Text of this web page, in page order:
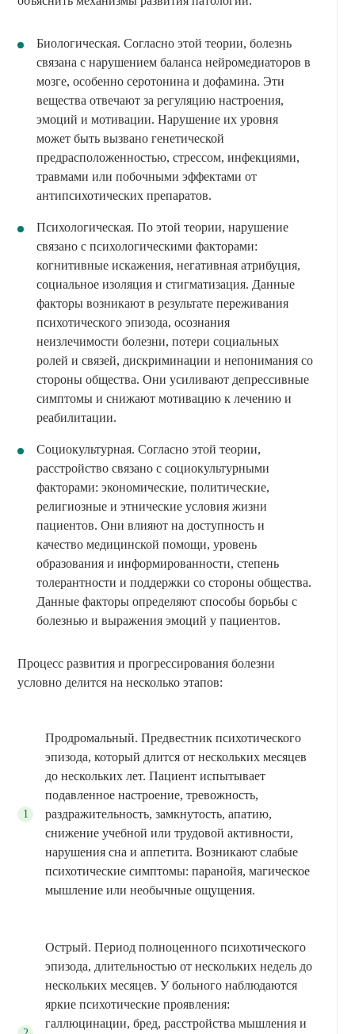
Биологическая. Согласно этой теории, болезнь
связана с нарушением баланса нейромедиаторов в
мозге, особенно серотонина и дофамина. Эти
вещества отвечают за регуляцию настроения,
эмоций и мотивации. Нарушение их уровня
может быть вызвано генетической
предрасположенностью, стрессом, инфекциями,
травмами или побочными эффектами от
антипсихотических препаратов.
Психологическая. По этой теории, нарушение
связано с психологическими факторами:
когнитивные искажения, негативная атрибуция,
социальное изоляция и стигматизация. Данные
факторы возникают в результате переживания
психотического эпизода, осознания
неизлечимости болезни, потери социальных
ролей и связей, дискриминации и непонимания со
стороны общества. Они усиливают депрессивные
симптомы и снижают мотивацию к лечению и
реабилитации.
Социокультурная. Согласно этой теории,
расстройство связано с социокультурными
факторами: экономические, политические,
религиозные и этнические условия жизни
пациентов. Они влияют на доступность и
качество медицинской помощи, уровень
образования и информированности, степень
толерантности и поддержки со стороны общества.
Данные факторы определяют способы борьбы с
болезнью и выражения эмоций у пациентов.
Процесс развития и прогрессирования болезни
условно делится на несколько этапов:
Продромальный. Предвестник психотического
эпизода, который длится от нескольких месяцев
до нескольких лет. Пациент испытывает
подавленное настроение, тревожность,
раздражительность, замкнутость, апатию,
снижение учебной или трудовой активности,
нарушения сна и аппетита. Возникают слабые
психотические симптомы: паранойя, магическое
мышление или необычные ощущения.
Острый. Период полноценного психотического
эпизода, длительностью от нескольких недель до
нескольких месяцев. У больного наблюдаются
яркие психотические проявления:
галлюцинации, бред, расстройства мышления и